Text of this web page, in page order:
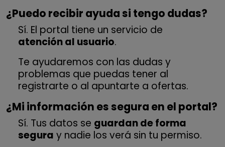
¿Puedo recibir ayuda si tengo dudas?
Sí. El portal tiene un servicio de
atención al usuario.
Te ayudaremos con las dudas y
problemas que puedas tener al
registrarte o al apuntarte a ofertas.
¿Mi información es segura en el portal?
Sí. Tus datos se guardan de forma
segura y nadie los verá sin tu permiso.